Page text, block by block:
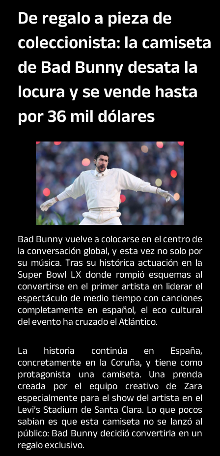
De regalo a pieza de
coleccionista: la camiseta
de Bad Bunny desata la
locura y se vende hasta
por 36 mil dólares
Bad Bunny vuelve a colocarse en el centro de
la conversación global, y esta vez no solo por
su música. Tras su histórica actuación en la
Super Bowl LX donde rompió esquemas al
convertirse en el primer artista en liderar el
espectáculo de medio tiempo con canciones
completamente en español, el eco cultural
del evento ha cruzado el Atlántico.
La historia continúa en España,
concretamente en la Coruña, y tiene como
protagonista una camiseta. Una prenda
creada por el equipo creativo de Zara
especialmente para el show del artista en el
Levi’s Stadium de Santa Clara. Lo que pocos
sabían es que esta camiseta no se lanzó al
público: Bad Bunny decidió convertirla en un
regalo exclusivo.